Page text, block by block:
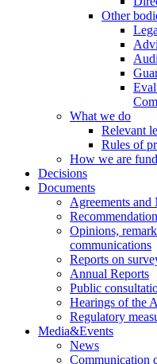
Other
What we do
Relevant
Rules of
How we are
Decisions
Documents
Agreements
Opinions,
communications
Reports on
Annual Reports
Public
Hearings of the
Regulatory
Media&Events
News
Communication